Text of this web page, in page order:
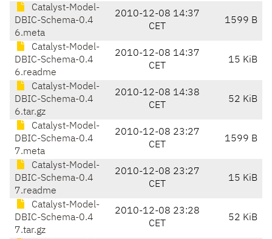
Catalyst-Model-
DBIC-Schema-0.4
6.meta
2010-12-08 14:37
CET
1599 B
Catalyst-Model-
DBIC-Schema-0.4
6.readme
2010-12-08 14:37
CET
15 KiB
Catalyst-Model-
DBIC-Schema-0.4
6.tar.gz
2010-12-08 14:38
CET
52 KiB
Catalyst-Model-
DBIC-Schema-0.4
7.meta
2010-12-08 23:27
CET
1599 B
Catalyst-Model-
DBIC-Schema-0.4
7.readme
2010-12-08 23:27
CET
15 KiB
Catalyst-Model-
DBIC-Schema-0.4
7.tar.gz
2010-12-08 23:28
CET
52 KiB